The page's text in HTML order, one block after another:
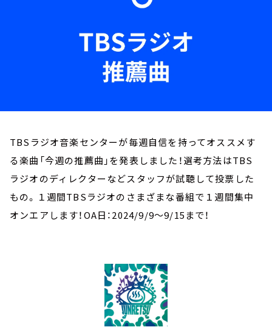
TBSラジオ音楽センターが毎週自信を持ってオススメす
る楽曲「今週の推薦曲」を発表しました！選考方法はTBS
ラジオのディレクターなどスタッフが試聴して投票した
もの。１週間TBSラジオのさまざまな番組で１週間集中
オンエアします！OA日：2024/9/9～9/15まで！